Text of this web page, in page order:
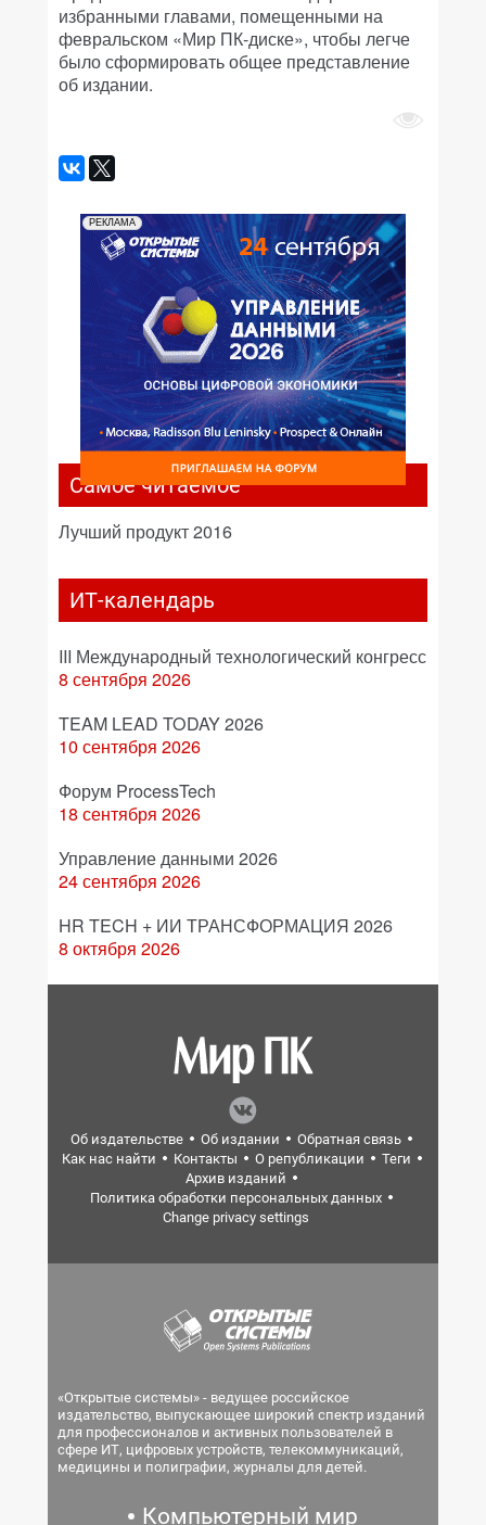
избранными главами, помещенными на
февральском «Мир ПК-диске», чтобы легче
было сформировать общее представление
об издании.
РЕКЛАМА
Самое читаемое
Лучший продукт 2016
ИТ-календарь
III Международный технологический конгресс
8 сентября 2026
TEAM LEAD TODAY 2026
10 сентября 2026
Форум ProcessTech
18 сентября 2026
Управление данными 2026
24 сентября 2026
HR TECH + ИИ ТРАНСФОРМАЦИЯ 2026
8 октября 2026
Об издательстве Об издании
Обратная связь
Как нас найти
Контакты О републикации
Теги
Архив изданий
Политика обработки персональных данных
Change privacy settings
«Открытые системы» - ведущее российское
издательство, выпускающее широкий спектр изданий
для профессионалов и активных пользователей в
сфере ИТ, цифровых устройств, телекоммуникаций,
медицины и полиграфии, журналы для детей.
Компьютерный мир